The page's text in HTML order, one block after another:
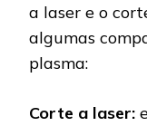
a laser e o
algumas
plasma:
Corte a laser: